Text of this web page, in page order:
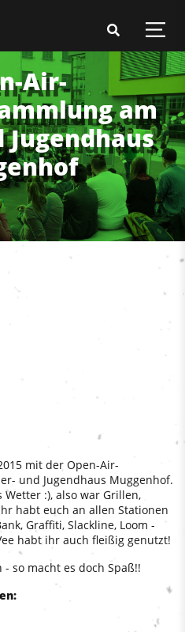
Air-
am
mit der Open-Air-
und Jugendhaus Muggenhof.
Wetter :), also war Grillen,
habt euch an allen Stationen
Graffiti, Slackline, Loom -
habt ihr auch fleißig genutzt!
- so macht es doch Spaß!!